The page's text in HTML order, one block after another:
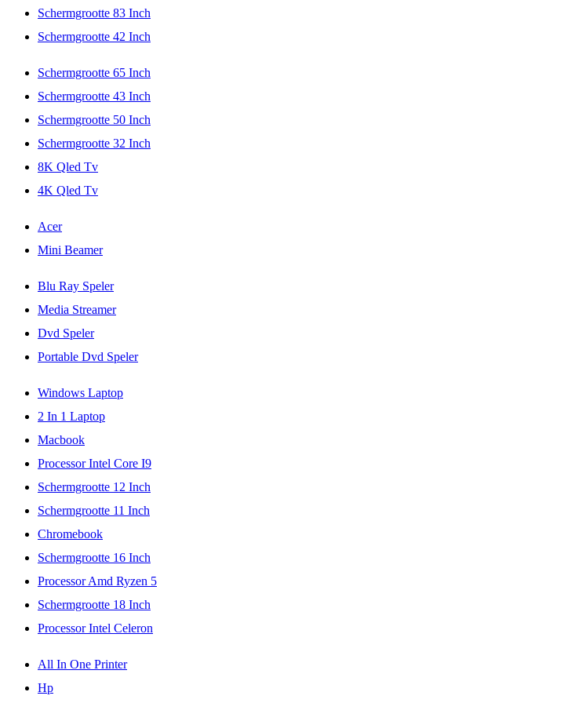
Schermgrootte 83 Inch
Schermgrootte 42 Inch
Schermgrootte 65 Inch
Schermgrootte 43 Inch
Schermgrootte 50 Inch
Schermgrootte 32 Inch
8K Qled Tv
4K Qled Tv
Acer
Mini Beamer
Blu Ray Speler
Media Streamer
Dvd Speler
Portable Dvd Speler
Windows Laptop
2 In 1 Laptop
Macbook
Processor Intel Core I9
Schermgrootte 12 Inch
Schermgrootte 11 Inch
Chromebook
Schermgrootte 16 Inch
Processor Amd Ryzen 5
Schermgrootte 18 Inch
Processor Intel Celeron
All In One Printer
Hp